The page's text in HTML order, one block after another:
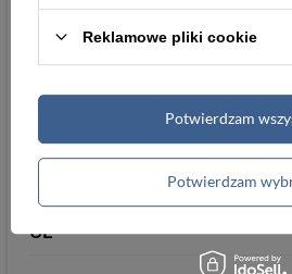
saszetki:
Parametry
Parametry
Podmiot odpowiedzialny
za ten produkt na terenie
UE
Reklamowe pliki cookie
Potwierdzam
Potwierdzam